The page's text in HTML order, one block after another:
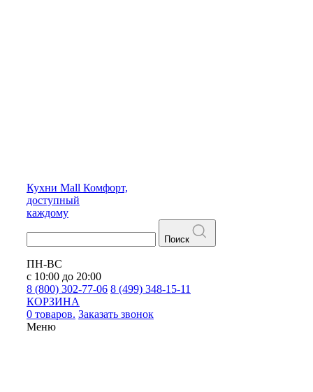
Кухни Mall Комфорт,
доступный
каждому
Поиск
ПН-ВС
с 10:00 до 20:00
8 (800) 302-77-06 8 (499) 348-15-11
КОРЗИНА
0 товаров. Заказать звонок
Меню